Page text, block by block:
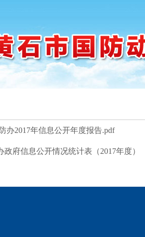
办2017年信息公开年度报告.pdf
政府信息公开情况统计表（2017年度）